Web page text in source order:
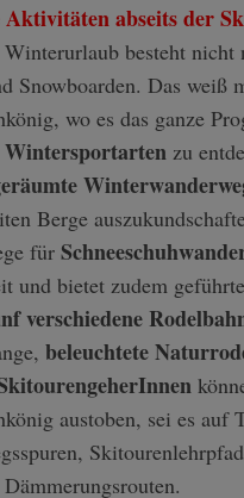
abseits der
besteht nicht
Snowboarden. Das weiß
wo es das ganze
Wintersportartenzu
Berge
für
und bietet zudem
verschiedene
beleuchtete
austoben, sei es auf